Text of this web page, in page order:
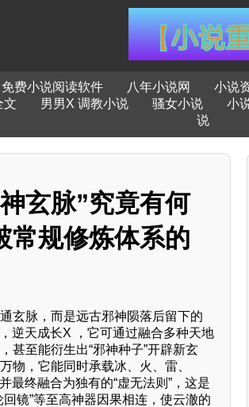
免费小说阅读软件 八年小说网 小说
文 男男X 调教小说 骚女小说 小
说
玄脉”究竟有何
常规修炼体系的
玄脉，而是远古邪神陨落后留下的
逆天成长X ，它可通过融合多种天地
甚至能衍生出“邪神种子”开辟新玄
物，它能同时承载冰、火、雷、
最终融合为独有的“虚无法则”，这是
镜”等至高神器因果相连，使云澈的